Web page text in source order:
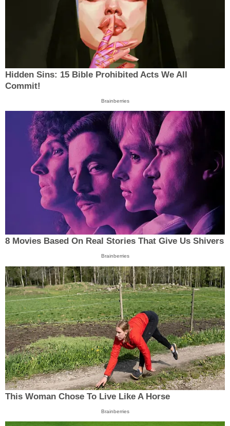
Hidden Sins: 15 Bible Prohibited Acts We All
Commit!
Brainberries
8 Movies Based On Real Stories That Give Us Shivers
Brainberries
This Woman Chose To Live Like A Horse
Brainberries